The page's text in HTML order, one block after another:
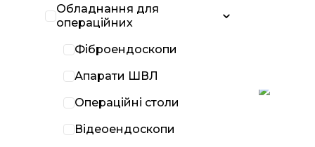
Обладнання для
операційних
Фіброендоскопи
Апарати ШВЛ
Операційні столи
Відеоендоскопи